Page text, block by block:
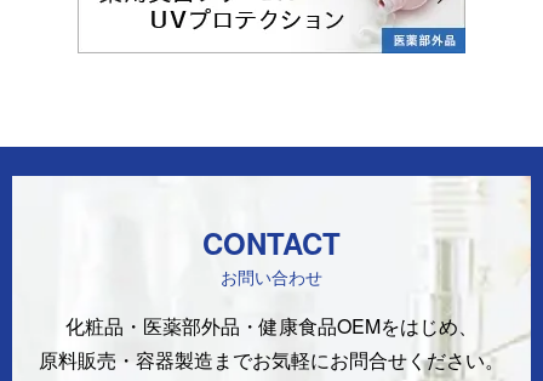
CONTACT
お問い合わせ
化粧品・医薬部外品・健康食品OEMをはじめ、
原料販売・容器製造までお気軽にお問合せください。